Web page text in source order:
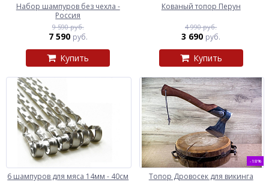
Набор шампуров без чехла -
Россия
9 590 руб.
7 590 руб.
Купить
Кованый топор Перун
4 990 руб.
3 690 руб.
Купить
6 шампуров для мяса 14мм - 40см
-18%
Топор Дровосек для викинга